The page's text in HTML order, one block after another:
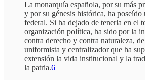
La monarquía española, por su más
y por su génesis histórica, ha poseído
federal. Si ha dejado de tenerla en el
organización política, ha sido por la
contra derecho y contra naturaleza,
uniformista y centralizador que ha
extensión la vida institucional y la
la patria.6